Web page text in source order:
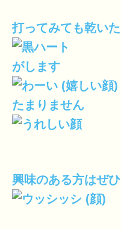
打ってみても乾い
がします
たまりません
興味のある方はぜ